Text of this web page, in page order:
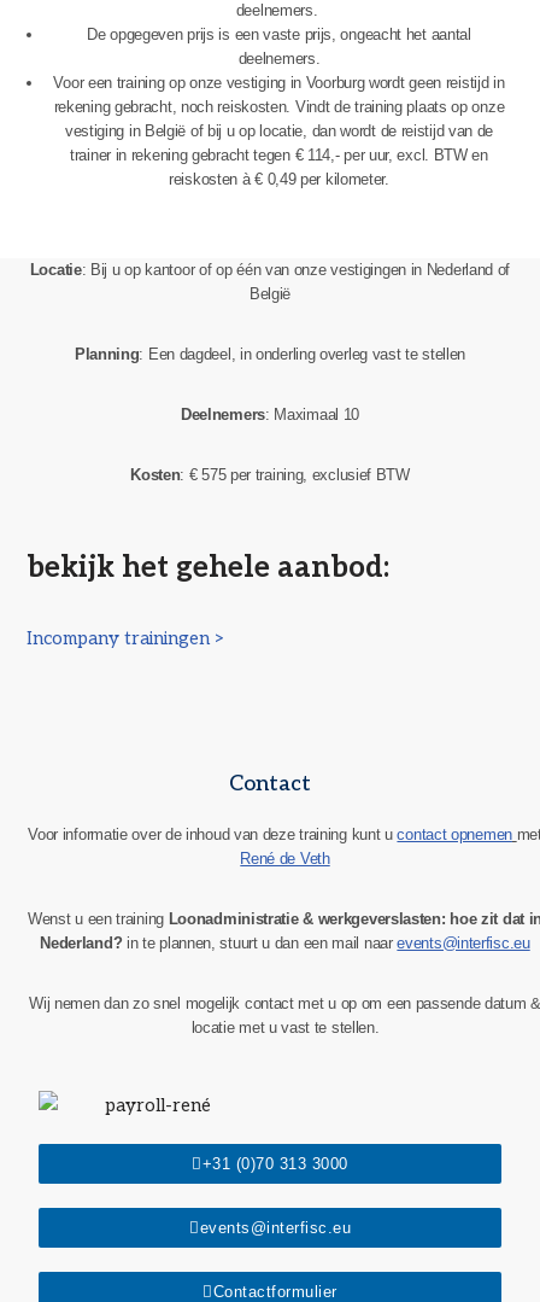
deelnemers.
De opgegeven prijs is een vaste prijs, ongeacht het aantal
deelnemers.
Voor een training op onze vestiging in Voorburg wordt geen reistijd in
rekening gebracht, noch reiskosten. Vindt de training plaats op onze
vestiging in België of bij u op locatie, dan wordt de reistijd van de
trainer in rekening gebracht tegen € 114,- per uur, excl. BTW en
reiskosten à € 0,49 per kilometer.
Locatie: Bij u op kantoor of op één van onze vestigingen in Nederland of
België
Planning: Een dagdeel, in onderling overleg vast te stellen
Deelnemers: Maximaal 10
Kosten: € 575 per training, exclusief BTW
bekijk het gehele aanbod:
Incompany trainingen >
Contact
Voor informatie over de inhoud van deze training kunt ucontact opnemen
René de Veth
Wenst u een training Loonadministratie & werkgeverslasten: hoe zit dat
Nederland? in te plannen, stuurt u dan een mail naarevents@interfisc.eu
Wij nemen dan zo snel mogelijk contact met u op om een passende datum &
locatie met u vast te stellen.
+31 (0)70 313 3000
events@interfisc.eu
Contactformulier